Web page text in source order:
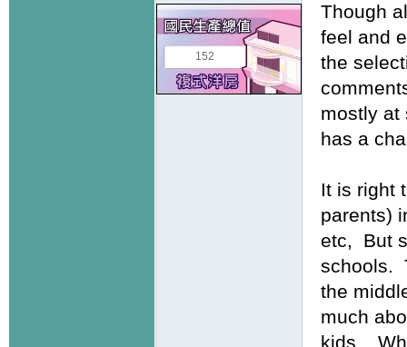
152
Though
feel and
the
mostly at
has a
It is right
parents)
etc, But
schools.
the
much
kids.